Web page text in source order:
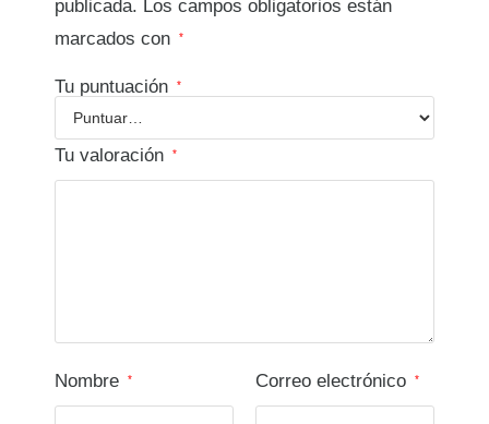
publicada. Los campos obligatorios están
marcados con
*
Tu puntuación *
Tu valoración *
Nombre * Correo electrónico *